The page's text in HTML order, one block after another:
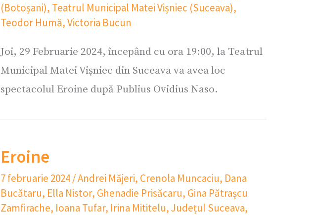
(Botoșani), Teatrul Municipal Matei Vișniec (Suceava),
Teodor Humă,Victoria Bucun
Joi, 29 Februarie 2024, începând cu ora 19:00, la Teatrul
Municipal Matei Vișniec din Suceava va avea loc
spectacolul Eroine după Publius Ovidius Naso.
Eroine
7 februarie 2024/Andrei Măjeri, Crenola Muncaciu, Dana
Bucătaru, Ella Nistor, Ghenadie Prisăcaru, Gina Pătrașcu
Zamfirache, Ioana Tufar, Irina Mititelu,Județul Suceava,